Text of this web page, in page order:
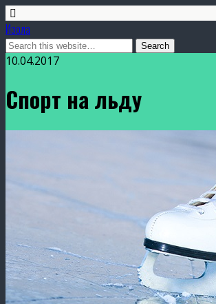
Изола
10.04.2017
Спорт на льду